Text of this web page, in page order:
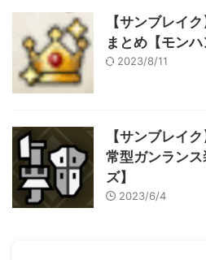
【サンブレイ
まとめ【モンハ
2023/8/11
【サンブレイ
常型ガンラン
ズ】
2023/6/4